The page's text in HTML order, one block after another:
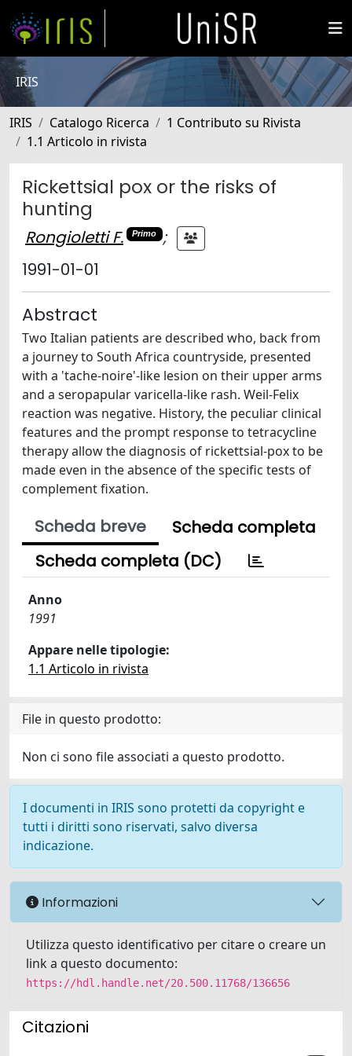
IRIS
IRIS Catalogo Ricerca
1 Contributo su Rivista
1.1 Articolo in rivista
Rickettsial pox or the risks of
hunting
Rongioletti F. Primo
;
1991-01-01
Abstract
Two Italian patients are described who, back from
a journey to South Africa countryside, presented
with a 'tache-noire'-like lesion on their upper arms
and a seropapular varicella-like rash. Weil-Felix
reaction was negative. History, the peculiar clinical
features and the prompt response to tetracycline
therapy allow the diagnosis of rickettsial-pox to be
made even in the absence of the specific tests of
complement fixation.
Scheda breve
Scheda completa
Scheda completa (DC)
Anno
1991
Appare nelle tipologie:
1.1 Articolo in rivista
File in questo prodotto:
Non ci sono file associati a questo prodotto.
I documenti in IRIS sono protetti da copyright e
tutti i diritti sono riservati, salvo diversa
indicazione.
Informazioni
Utilizza questo identificativo per citare o creare un
link a questo documento:
https://hdl.handle.net/20.500.11768/136656
Citazioni